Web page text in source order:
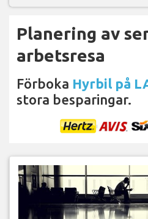
Planering av
arbetsresa
Förboka Hyrbil på
stora besparingar.